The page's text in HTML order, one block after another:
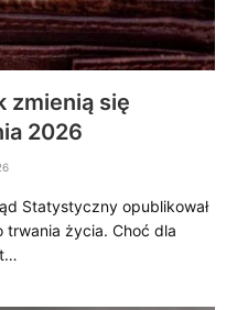
zmienią się
2026
Statystyczny opublikował
trwania życia. Choć dla